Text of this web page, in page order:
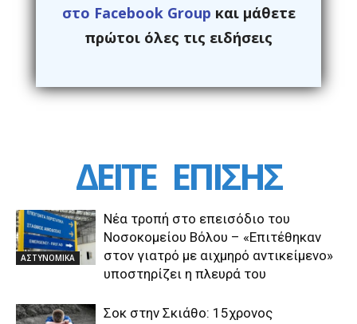
στο Facebook Group και μάθετε
πρώτοι όλες τις ειδήσεις
ΔΕΙΤΕ ΕΠΙΣΗΣ
ΑΣΤΥΝΟΜΙΚΑ
Νέα τροπή στο επεισόδιο του
Νοσοκομείου Βόλου – «Επιτέθηκαν
στον γιατρό με αιχμηρό αντικείμενο»
υποστηρίζει η πλευρά του
Σοκ στην Σκιάθο: 15χρονος